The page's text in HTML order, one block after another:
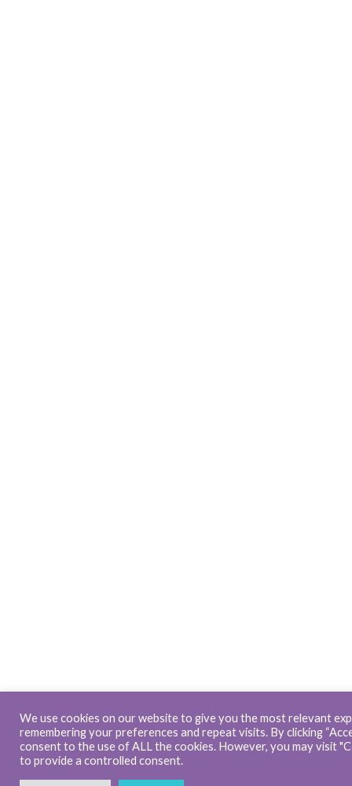
We use cookies on our website to give you the most relevant
remembering your preferences and repeat visits. By clicking
consent to the use of ALL the cookies. However, you may visit
to provide a controlled consent.